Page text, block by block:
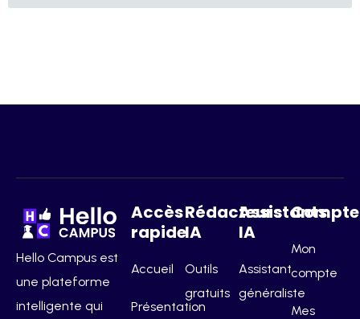
Hello Campus est
une plateforme
intelligente qui
Accès
rapide
Accueil
Présentation
Rédacteurs
IA
Outils
gratuits
Assistants
IA
Assistant
généraliste
Compte
Mon
compte
Mes